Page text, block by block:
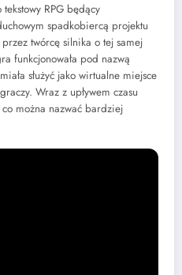
RPG będący
spadkobiercą projektu
twórcę silnika o tej samej
funkcjonowała pod nazwą
służyć jako wirtualne miejsce
Wraz z upływem czasu
można nazwać bardziej